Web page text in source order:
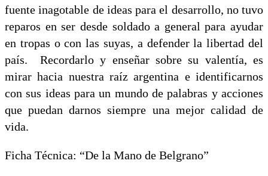
fuente inagotable de ideas para el desarrollo, no tuvo
reparos en ser desde soldado a general para ayudar
en tropas o con las suyas, a defender la libertad del
país. Recordarlo y enseñar sobre su valentía, es
mirar hacia nuestra raíz argentina e identificarnos
con sus ideas para un mundo de palabras y acciones
que puedan darnos siempre una mejor calidad de
vida.
Ficha Técnica: “De la Mano de Belgrano”